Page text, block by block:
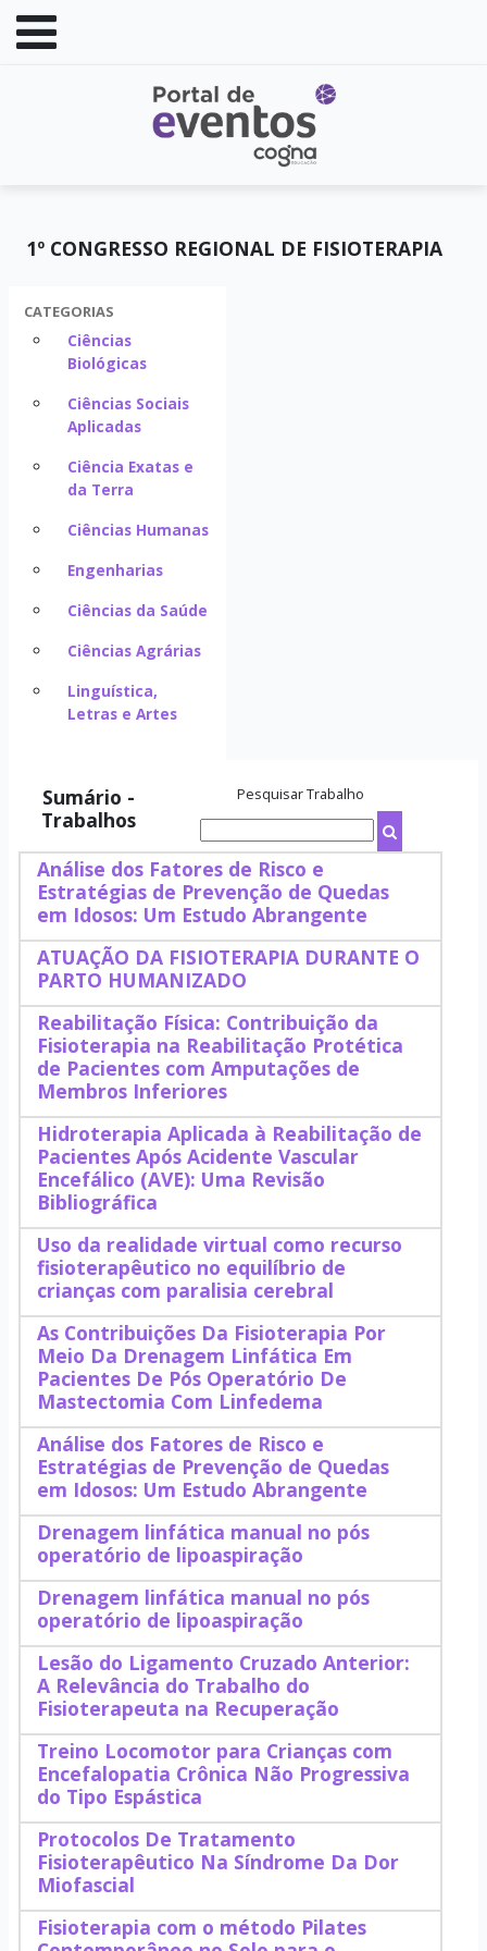
1º CONGRESSO REGIONAL DE FISIOTERAPIA
CATEGORIAS
Ciências
Biológicas
Ciências Sociais
Aplicadas
Ciência Exatas e
da Terra
Ciências Humanas
Engenharias
Ciências da Saúde
Ciências Agrárias
Linguística,
Letras e Artes
Sumário -
Trabalhos
Pesquisar Trabalho
Análise dos Fatores de Risco e
Estratégias de Prevenção de Quedas
em Idosos: Um Estudo Abrangente
ATUAÇÃO DA FISIOTERAPIA DURANTE O
PARTO HUMANIZADO
Reabilitação Física: Contribuição da
Fisioterapia na Reabilitação Protética
de Pacientes com Amputações de
Membros Inferiores
Hidroterapia Aplicada à Reabilitação de
Pacientes Após Acidente Vascular
Encefálico (AVE): Uma Revisão
Bibliográfica
Uso da realidade virtual como recurso
fisioterapêutico no equilíbrio de
crianças com paralisia cerebral
As Contribuições Da Fisioterapia Por
Meio Da Drenagem Linfática Em
Pacientes De Pós Operatório De
Mastectomia Com Linfedema
Análise dos Fatores de Risco e
Estratégias de Prevenção de Quedas
em Idosos: Um Estudo Abrangente
Drenagem linfática manual no pós
operatório de lipoaspiração
Drenagem linfática manual no pós
operatório de lipoaspiração
Lesão do Ligamento Cruzado Anterior:
A Relevância do Trabalho do
Fisioterapeuta na Recuperação
Treino Locomotor para Crianças com
Encefalopatia Crônica Não Progressiva
do Tipo Espástica
Protocolos De Tratamento
Fisioterapêutico Na Síndrome Da Dor
Miofascial
Fisioterapia com o método Pilates